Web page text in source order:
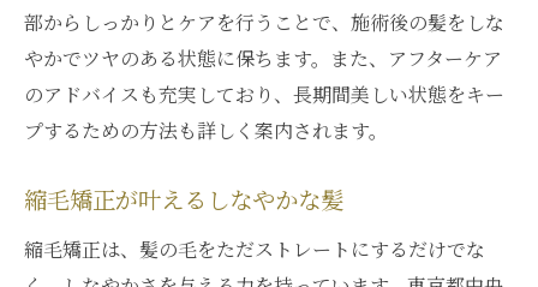
部からしっかりとケアを行うことで、施術後の髪をしな
やかでツヤのある状態に保ちます。また、アフターケア
のアドバイスも充実しており、長期間美しい状態をキー
プするための方法も詳しく案内されます。
縮毛矯正が叶えるしなやかな髪
縮毛矯正は、髪の毛をただストレートにするだけでな